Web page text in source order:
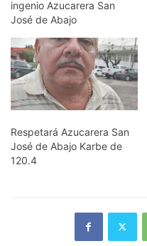
ingenio Azucarera San
José de Abajo
Respetará Azucarera San
José de Abajo Karbe de
120.4